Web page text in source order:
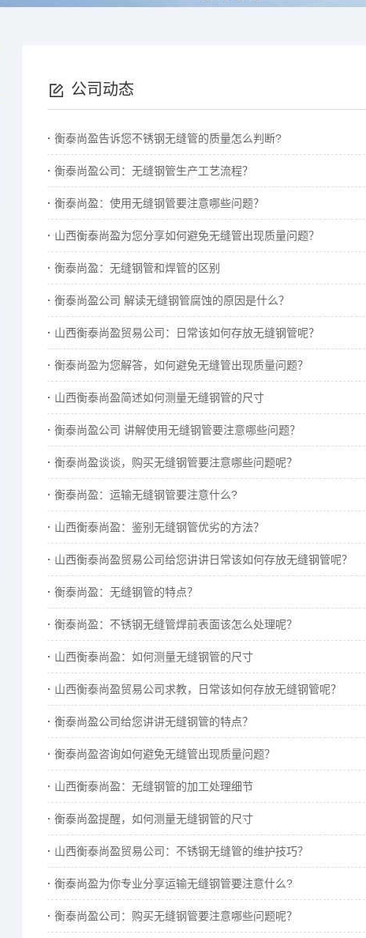
公司动态
衡泰尚盈告诉您不锈钢无缝管的质量怎么判断?
衡泰尚盈公司：无缝钢管生产工艺流程？
衡泰尚盈：使用无缝钢管要注意哪些问题？
山西衡泰尚盈为您分享如何避免无缝管出现质量问题？
衡泰尚盈：无缝钢管和焊管的区别
衡泰尚盈公司 解读无缝钢管腐蚀的原因是什么？
山西衡泰尚盈贸易公司：日常该如何存放无缝钢管呢？
衡泰尚盈为您解答，如何避免无缝管出现质量问题？
山西衡泰尚盈简述如何测量无缝钢管的尺寸
衡泰尚盈公司 讲解使用无缝钢管要注意哪些问题？
衡泰尚盈谈谈，购买无缝钢管要注意哪些问题呢？
衡泰尚盈：运输无缝钢管要注意什么?
山西衡泰尚盈：鉴别无缝钢管优劣的方法？
山西衡泰尚盈贸易公司给您讲讲日常该如何存放无缝钢管呢？
衡泰尚盈：无缝钢管的特点？
衡泰尚盈：不锈钢无缝管焊前表面该怎么处理呢？
山西衡泰尚盈：如何测量无缝钢管的尺寸
山西衡泰尚盈贸易公司求教，日常该如何存放无缝钢管呢？
衡泰尚盈公司给您讲讲无缝钢管的特点？
衡泰尚盈咨询如何避免无缝管出现质量问题？
山西衡泰尚盈：无缝钢管的加工处理细节
衡泰尚盈提醒，如何测量无缝钢管的尺寸
山西衡泰尚盈贸易公司：不锈钢无缝管的维护技巧？
衡泰尚盈为你专业分享运输无缝钢管要注意什么?
衡泰尚盈公司：购买无缝钢管要注意哪些问题呢？